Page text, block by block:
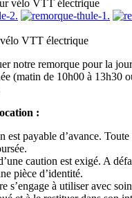
VTT électrique
notre remorque pour la
(matin de 10h00 à 13h30
:
est payable d’avance.
caution est exigé. A
pièce d’identité.
s’engage à utiliser avec